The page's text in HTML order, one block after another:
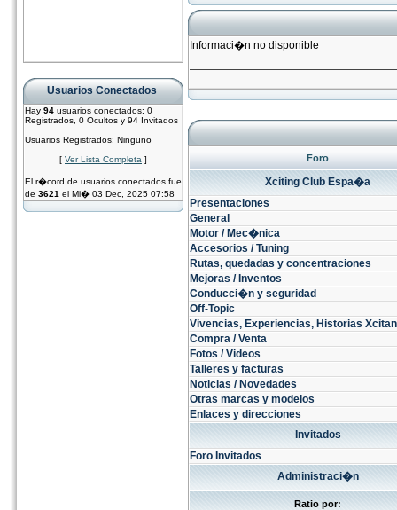
Usuarios Conectados
Hay 94 usuarios conectados: 0
Registrados, 0 Ocultos y 94 Invitados
Usuarios Registrados: Ninguno
[ Ver Lista Completa ]
El r�cord de usuarios conectados fue
de 3621 el Mi� 03 Dec, 2025 07:58
Informaci�n no disponible
Foro
Xciting Club Espa�a
Presentaciones
General
Motor / Mec�nica
Accesorios / Tuning
Rutas, quedadas y concentraciones
Mejoras / Inventos
Conducci�n y seguridad
Off-Topic
Vivencias, Experiencias, Historias
Compra / Venta
Fotos / Videos
Talleres y facturas
Noticias / Novedades
Otras marcas y modelos
Enlaces y direcciones
Invitados
Foro Invitados
Administraci�n
Ratio por: